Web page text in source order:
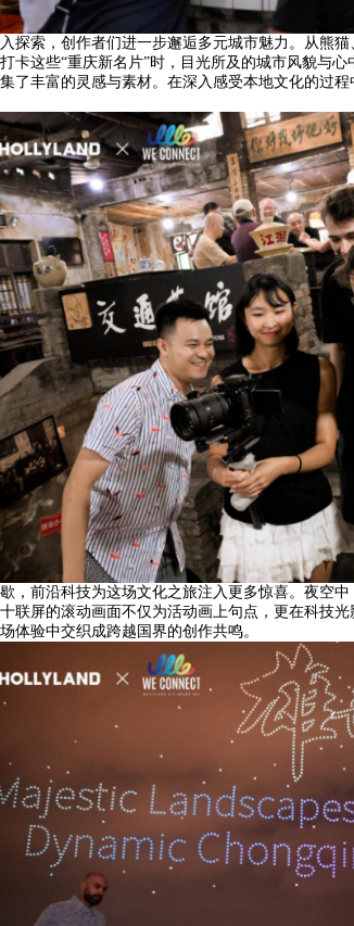
探索，创作者们进一步邂逅多元城市魅力。从熊
卡这些“重庆新名片”时，目光所及的城市风貌与
了丰富的灵感与素材。在深入感受本地文化的过
，前沿科技为这场文化之旅注入更多惊喜。夜空
联屏的滚动画面不仅为活动画上句点，更在科技
体验中交织成跨越国界的创作共鸣。